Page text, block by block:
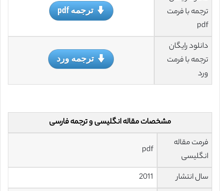
ترجمه با فرمت
pdf
ترجمه pdf
دانلود رایگان
ترجمه با فرمت
ورد
ترجمه ورد
مشخصات مقاله انگلیسی و ترجمه فارسی
فرمت مقاله
انگلیسی
pdf
سال انتشار
2011